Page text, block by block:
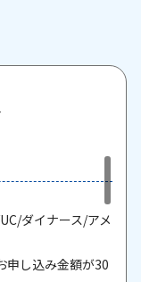
ダイナース/アメ
申し込み金額が30